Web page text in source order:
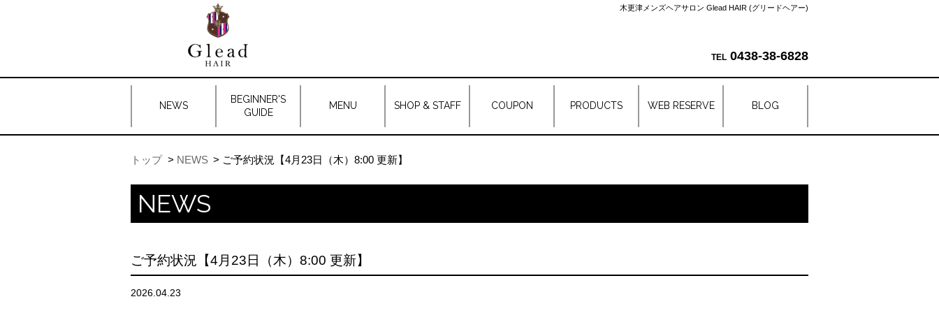
木更津メンズヘアサロン Glead HAIR (グリードヘアー)
0438-38-6828
NEWS
BEGINNER'S
GUIDE
MENU SHOP & STAFF COUPON PRODUCTS WEB RESERVE BLOG
トップ NEWS ご予約状況【4月23日（木）8:00 更新】
NEWS
ご予約状況【4月23日（木）8:00 更新】
2026.04.23